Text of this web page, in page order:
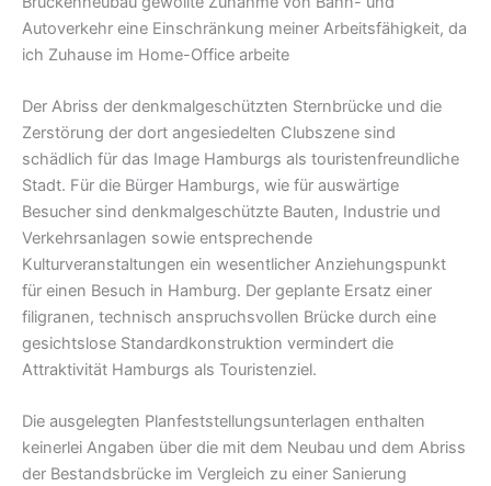
Autoverkehr eine Einschränkung meiner Arbeitsfähigkeit, da
ich Zuhause im Home-Office arbeite
Der Abriss der denkmalgeschützten Sternbrücke und die
Zerstörung der dort angesiedelten Clubszene sind
schädlich für das Image Hamburgs als touristenfreundliche
Stadt. Für die Bürger Hamburgs, wie für auswärtige
Besucher sind denkmalgeschützte Bauten, Industrie und
Verkehrsanlagen sowie entsprechende
Kulturveranstaltungen ein wesentlicher Anziehungspunkt
für einen Besuch in Hamburg. Der geplante Ersatz einer
filigranen, technisch anspruchsvollen Brücke durch eine
gesichtslose Standardkonstruktion vermindert die
Attraktivität Hamburgs als Touristenziel.
Die ausgelegten Planfeststellungsunterlagen enthalten
keinerlei Angaben über die mit dem Neubau und dem Abriss
der Bestandsbrücke im Vergleich zu einer Sanierung